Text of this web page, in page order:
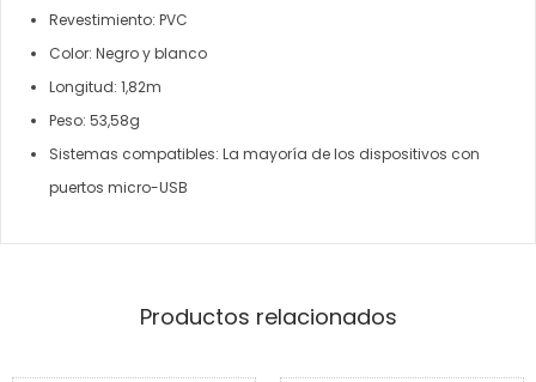
Revestimiento: PVC
Color: Negro y blanco
Longitud: 1,82m
Peso: 53,58g
Sistemas compatibles: La mayoría de los dispositivos con
puertos micro-USB
Productos relacionados